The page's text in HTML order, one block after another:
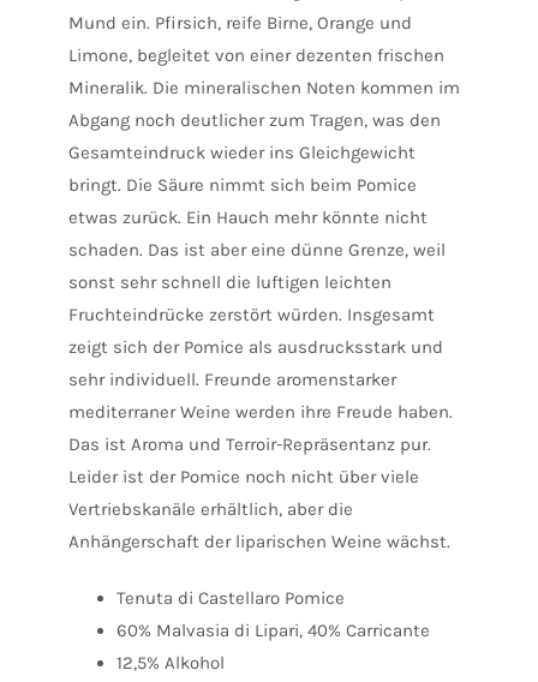
Mund ein. Pfirsich, reife Birne, Orange und
Limone, begleitet von einer dezenten frischen
Mineralik. Die mineralischen Noten kommen im
Abgang noch deutlicher zum Tragen, was den
Gesamteindruck wieder ins Gleichgewicht
bringt. Die Säure nimmt sich beim Pomice
etwas zurück. Ein Hauch mehr könnte nicht
schaden. Das ist aber eine dünne Grenze, weil
sonst sehr schnell die luftigen leichten
Fruchteindrücke zerstört würden. Insgesamt
zeigt sich der Pomice als ausdrucksstark und
sehr individuell. Freunde aromenstarker
mediterraner Weine werden ihre Freude haben.
Das ist Aroma und Terroir-Repräsentanz pur.
Leider ist der Pomice noch nicht über viele
Vertriebskanäle erhältlich, aber die
Anhängerschaft der liparischen Weine wächst.
Tenuta di Castellaro Pomice
60% Malvasia di Lipari, 40% Carricante
12,5% Alkohol